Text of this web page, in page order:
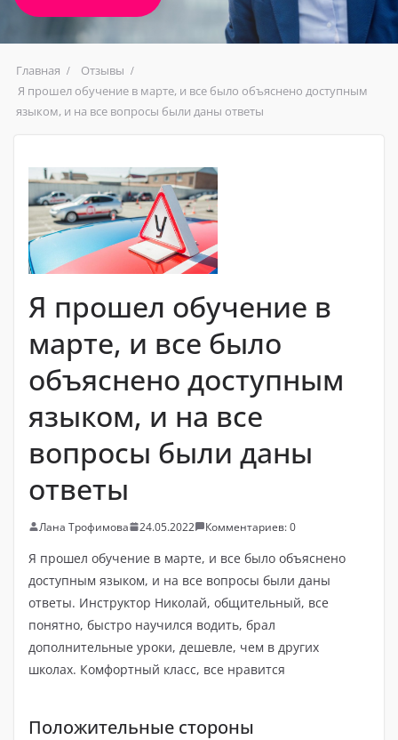
Главная
Отзывы
Я прошел обучение в марте, и все было объяснено доступным
языком, и на все вопросы были даны ответы
Я прошел обучение в
марте, и все было
объяснено доступным
языком, и на все
вопросы были даны
ответы
Лана Трофимова 24.05.2022 Комментариев: 0
Я прошел обучение в марте, и все было объяснено
доступным языком, и на все вопросы были даны
ответы. Инструктор Николай, общительный, все
понятно, быстро научился водить, брал
дополнительные уроки, дешевле, чем в других
школах. Комфортный класс, все нравится
Положительные стороны